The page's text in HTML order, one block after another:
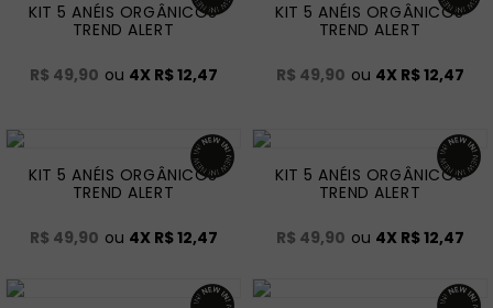
KIT 5 ANÉIS ORGÂNICOS
TREND ALERT
R$ 49,90 ou 4X R$ 12,47
KIT 5 ANÉIS ORGÂNICOS
TREND ALERT
R$ 49,90 ou 4X R$ 12,47
KIT 5 ANÉIS ORGÂNICOS
TREND ALERT
R$ 49,90 ou 4X R$ 12,47
KIT 5 ANÉIS ORGÂNICOS
TREND ALERT
R$ 49,90 ou 4X R$ 12,47